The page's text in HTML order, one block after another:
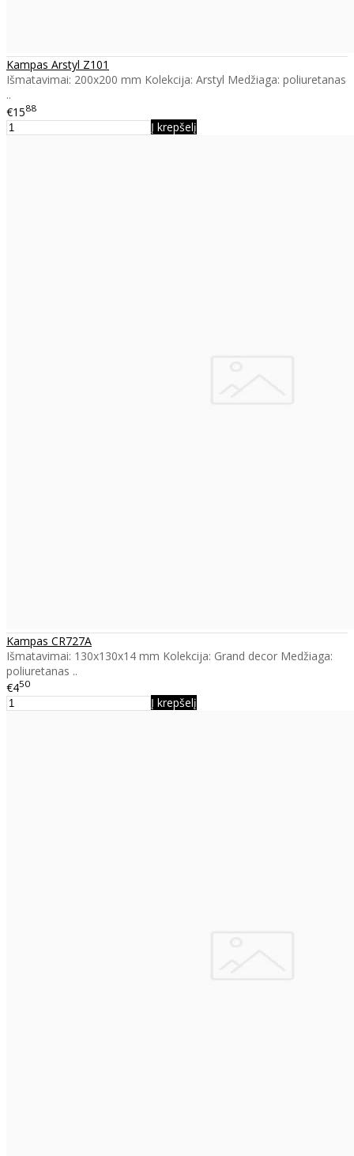
Kampas Arstyl Z101
Išmatavimai: 200x200 mm Kolekcija: Arstyl Medžiaga: poliuretanas
..
€1588
Į krepšelį
Kampas CR727A
Išmatavimai: 130x130x14 mm Kolekcija: Grand decor Medžiaga:
poliuretanas ..
€450
Į krepšelį